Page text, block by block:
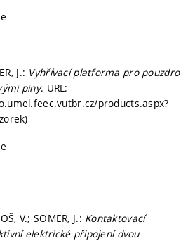
J.: Vyhřívací platforma pro pouzdro
piny. URL:
products.aspx?
V.; SOMER, J.: Kontaktovací
elektrické připojení dvou